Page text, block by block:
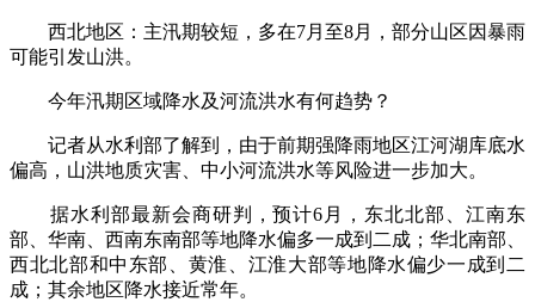
西北地区：主汛期较短，多在7月至8月，部分山区因暴雨
可能引发山洪。
今年汛期区域降水及河流洪水有何趋势？
记者从水利部了解到，由于前期强降雨地区江河湖库底水
偏高，山洪地质灾害、中小河流洪水等风险进一步加大。
据水利部最新会商研判，预计6月，东北北部、江南东
部、华南、西南东南部等地降水偏多一成到二成；华北南部、
西北北部和中东部、黄淮、江淮大部等地降水偏少一成到二
成；其余地区降水接近常年。